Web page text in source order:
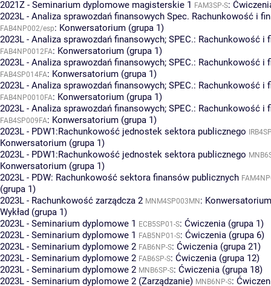
2021Z - Seminarium dyplomowe magisterskie 1 FAM3SP-S:
2023L - Analiza sprawozdań finansowych Spec. Rachunkowość i
FAB4NP002/esp: Konwersatorium (grupa 1)
2023L - Analiza sprawozdań finansowych; SPEC.: Rachunkowość i
FAB4NP0012FA: Konwersatorium (grupa 1)
2023L - Analiza sprawozdań finansowych; SPEC.: Rachunkowość i
FAB4SP014FA: Konwersatorium (grupa 1)
2023L - Analiza sprawozdań finansowych; SPEC.: Rachunkowość i
FAB4NP0010FA: Konwersatorium (grupa 1)
2023L - Analiza sprawozdań finansowych; SPEC.: Rachunkowość i
FAB4SP009FA: Konwersatorium (grupa 1)
2023L - PDW1:Rachunkowość jednostek sektora publicznego
Konwersatorium (grupa 1)
2023L - PDW1:Rachunkowość jednostek sektora publicznego
Konwersatorium (grupa 1)
2023L - PDW: Rachunkowość sektora finansów publicznych
(grupa 1)
2023L - Rachunkowość zarządcza 2 MNM4SP003MN:
Wykład (grupa 1)
2023L - Seminarium dyplomowe 1 ECB5SP01-S: Ćwiczenia (grupa 1)
2023L - Seminarium dyplomowe 1 FAB5NP01-S: Ćwiczenia (grupa 6)
2023L - Seminarium dyplomowe 2 FAB6NP-S: Ćwiczenia (grupa 21)
2023L - Seminarium dyplomowe 2 FAB6SP-S: Ćwiczenia (grupa 12)
2023L - Seminarium dyplomowe 2 MNB6SP-S: Ćwiczenia (grupa 18)
2023L - Seminarium dyplomowe 2 (Zarządzanie) MNB6NP-S: